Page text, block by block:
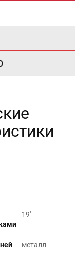
19''
металл